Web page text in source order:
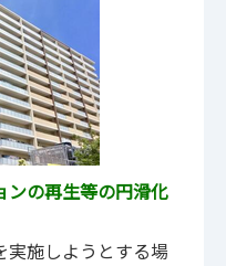
ンの再生等の円滑化
施しようとする場